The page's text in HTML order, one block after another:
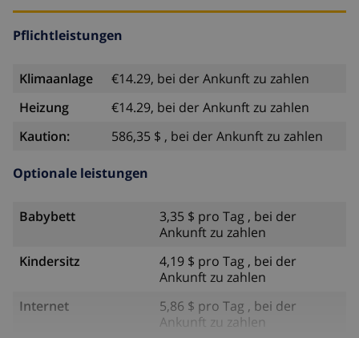
Pflichtleistungen
Klimaanlage
€14.29, bei der Ankunft zu zahlen
Heizung
€14.29, bei der Ankunft zu zahlen
Kaution:
586,35 $ , bei der Ankunft zu zahlen
Optionale leistungen
Babybett
3,35 $ pro Tag , bei der
Ankunft zu zahlen
Kindersitz
4,19 $ pro Tag , bei der
Ankunft zu zahlen
Internet
5,86 $ pro Tag , bei der
Ankunft zu zahlen